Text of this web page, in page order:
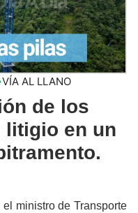
VÍA AL LLANO
de los
litigio en un
ministro de Transporte